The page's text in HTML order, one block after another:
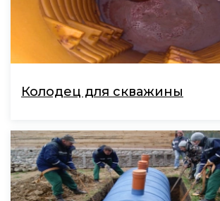
Колодец для скважины